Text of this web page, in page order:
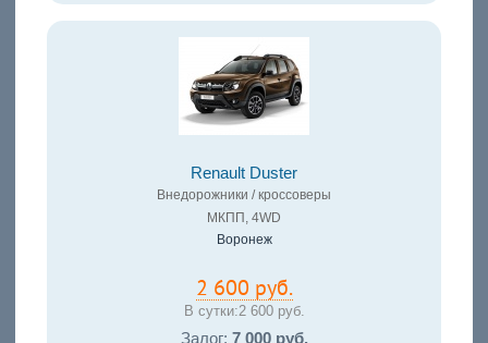
Renault Duster
Внедорожники / кроссоверы
МКПП, 4WD
Воронеж
2 600 руб.
В сутки:2 600 руб.
Залог: 7 000 руб.